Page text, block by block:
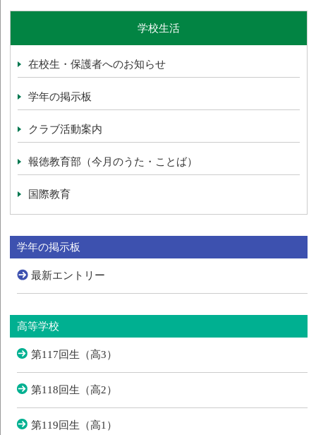
学校生活
在校生・保護者へのお知らせ
学年の掲示板
クラブ活動案内
報徳教育部（今月のうた・ことば）
国際教育
学年の掲示板
最新エントリー
高等学校
第117回生（高3）
第118回生（高2）
第119回生（高1）